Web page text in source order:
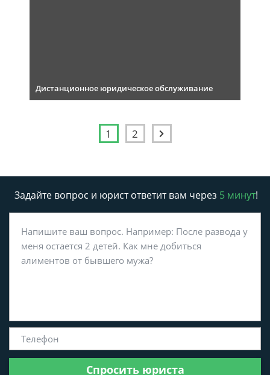
Дистанционное юридическое обслуживание
1 2
Задайте вопрос и юрист ответит вам через 5 минут!
Спросить юриста